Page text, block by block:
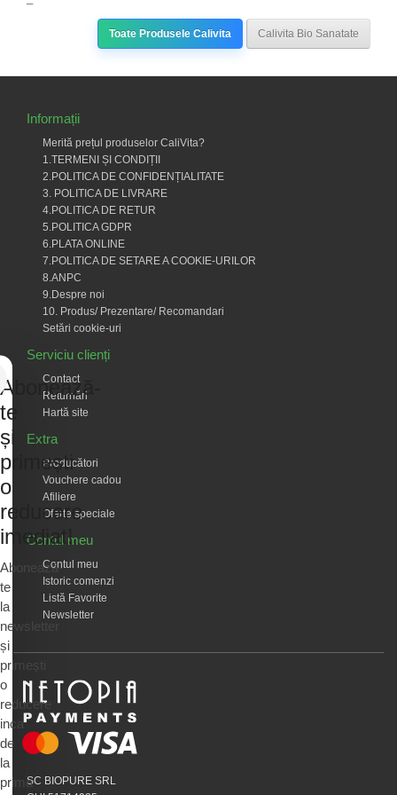
Toate Produsele Calivita Calivita Bio Sanatate
Informații
Merită prețul produselor CaliVita?
1.TERMENI ȘI CONDIȚII
2.POLITICA DE CONFIDENȚIALITATE
3. POLITICA DE LIVRARE
4.POLITICA DE RETUR
5.POLITICA GDPR
6.PLATA ONLINE
7.POLITICA DE SETARE A COOKIE-URILOR
8.ANPC
9.Despre noi
10. Produs/ Prezentare/ Recomandari
Setări cookie-uri
Serviciu clienți
Contact
Returnări
Hartă site
Extra
Producători
Vouchere cadou
Afiliere
Oferte speciale
Contul meu
Contul meu
Istoric comenzi
Listă Favorite
Newsletter
SC BIOPURE SRL
Abonează-
te
și
primești
o
reducere
imediat!
Abonează-
te
la
newsletter
și
primești
o
reducere
inca
de
la
prima